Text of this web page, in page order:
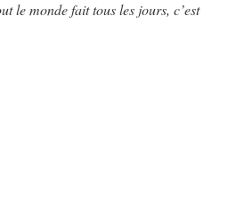
le monde fait tous les jours, c’est